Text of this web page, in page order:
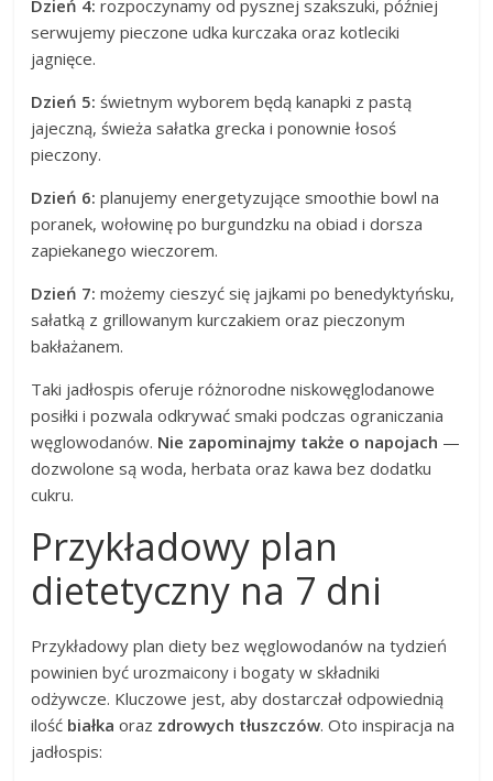
Dzień 4: rozpoczynamy od pysznej szakszuki, później
serwujemy pieczone udka kurczaka oraz kotleciki
jagnięce.
Dzień 5: świetnym wyborem będą kanapki z pastą
jajeczną, świeża sałatka grecka i ponownie łosoś
pieczony.
Dzień 6: planujemy energetyzujące smoothie bowl na
poranek, wołowinę po burgundzku na obiad i dorsza
zapiekanego wieczorem.
Dzień 7: możemy cieszyć się jajkami po benedyktyńsku,
sałatką z grillowanym kurczakiem oraz pieczonym
bakłażanem.
Taki jadłospis oferuje różnorodne niskowęglodanowe
posiłki i pozwala odkrywać smaki podczas ograniczania
węglowodanów. Nie zapominajmy także o napojach —
dozwolone są woda, herbata oraz kawa bez dodatku
cukru.
Przykładowy plan
dietetyczny na 7 dni
Przykładowy plan diety bez węglowodanów na tydzień
powinien być urozmaicony i bogaty w składniki
odżywcze. Kluczowe jest, aby dostarczał odpowiednią
ilość białka oraz zdrowych tłuszczów. Oto inspiracja na
jadłospis: